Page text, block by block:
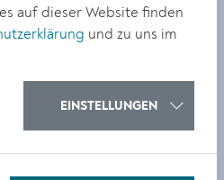
auf dieser Website finden
und zu uns im
EINSTELLUNGEN